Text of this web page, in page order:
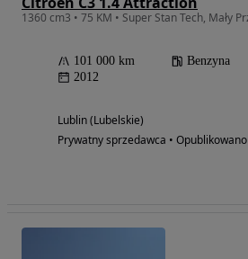
101 000 km Benzyna
2012
Lublin (Lubelskie)
Prywatny sprzedawca • Opublikowano